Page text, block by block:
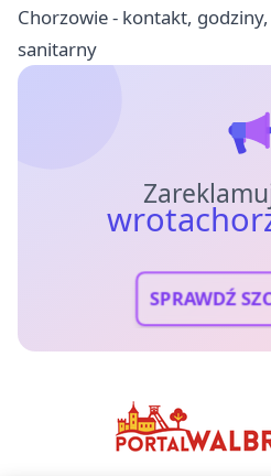
Chorzowie - kontakt,
sanitarny
SPRAWDŹ